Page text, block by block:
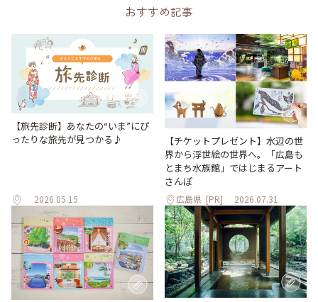
おすすめ記事
【旅先診断】あなたの“いま”にぴ
ったりな旅先が見つかる♪
2026.05.15
【チケットプレゼント】水辺の世
界から浮世絵の世界へ。「広島も
とまち水族館」ではじまるアート
さんぽ
広島県 [PR] 2026.07.31